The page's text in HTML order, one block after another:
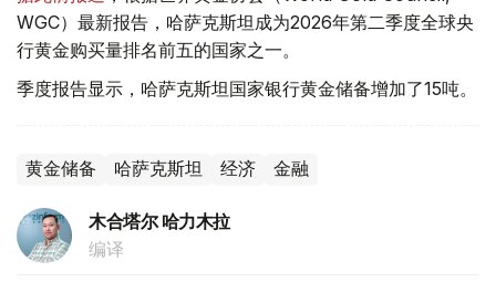
WGC）最新报告，哈萨克斯坦成为2026年第二季度全球央
行黄金购买量排名前五的国家之一。
季度报告显示，哈萨克斯坦国家银行黄金储备增加了15吨。
黄金储备 哈萨克斯坦 经济 金融
木合塔尔 哈力木拉
编译